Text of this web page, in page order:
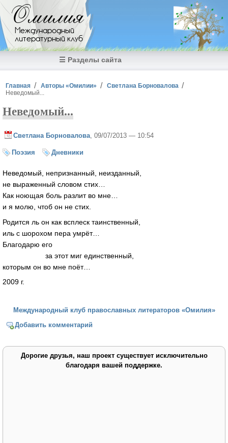
Перейти к основному содержанию
Омилия
Международный
литературный клуб
☰ Разделы сайта
Вы здесь
Главная Авторы «Омилии»
Светлана Борновалова
Неведомый...
Неведомый...
Светлана Борновалова , 09/07/2013 — 10:54
Поэзия Дневники
Неведомый, непризнанный, неизданный,
не выраженный словом стих…
Как ноющая боль разлит во мне…
и я молю, чтоб он не стих.
Родится ль он как всплеск таинственный,
иль с шорохом пера умрёт…
Благодарю его
за этот миг единственный,
которым он во мне поёт…
2009 г.
Международный клуб православных литераторов «Омилия»
Добавить комментарий
Дорогие друзья, наш проект существует исключительно
благодаря вашей поддержке.